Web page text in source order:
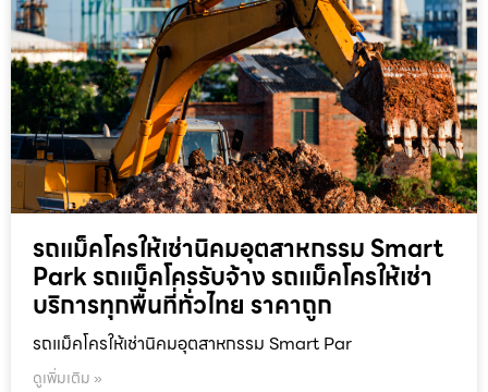
รถแม็คโครให้เช่านิคมอุตสาหกรรม Smart
Park รถแม็คโครรับจ้าง รถแม็คโครให้เช่า
บริการทุกพื้นที่ทั่วไทย ราคาถูก
รถแม็คโครให้เช่านิคมอุตสาหกรรม Smart Par
ดูเพิ่มเติม »